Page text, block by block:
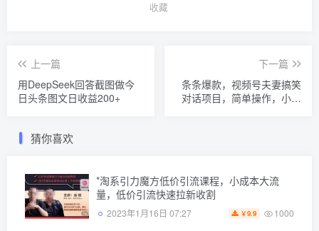
收藏
上一篇
用DeepSeek回答截图做今
日头条图文日收益200+
下一篇
条条爆款，视频号夫妻搞笑
对话项目，简单操作，小白
猜你喜欢
*淘系引力魔方低价引流课程，小成本大流
量，低价引流快速拉新收割
2023年1月16日 07:27 ￥9.9 1000